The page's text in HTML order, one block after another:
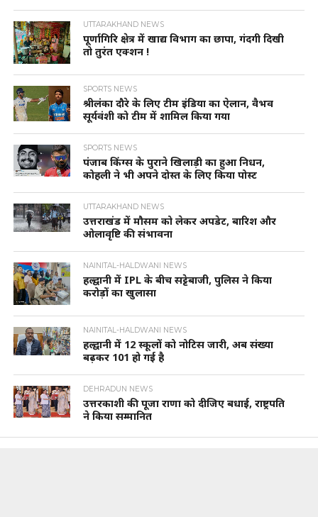
UTTARAKHAND NEWS
पूर्णागिरि क्षेत्र में खाद्य विभाग का छापा, गंदगी दिखी
तो तुरंत एक्शन !
SPORTS NEWS
श्रीलंका दौरे के लिए टीम इंडिया का ऐलान, वैभव
सूर्यवंशी को टीम में शामिल किया गया
SPORTS NEWS
पंजाब किंग्स के पुराने खिलाड़ी का हुआ निधन,
कोहली ने भी अपने दोस्त के लिए किया पोस्ट
UTTARAKHAND NEWS
उत्तराखंड में मौसम को लेकर अपडेट, बारिश और
ओलावृष्टि की संभावना
NAINITAL-HALDWANI NEWS
हल्द्वानी में IPL के बीच सट्टेबाजी, पुलिस ने किया
करोड़ों का खुलासा
NAINITAL-HALDWANI NEWS
हल्द्वानी में 12 स्कूलों को नोटिस जारी, अब संख्या
बढ़कर 101 हो गई है
DEHRADUN NEWS
उत्तरकाशी की पूजा राणा को दीजिए बधाई, राष्ट्रपति
ने किया सम्मानित